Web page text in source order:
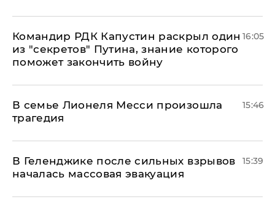
Командир РДК Капустин раскрыл один
из "секретов" Путина, знание которого
поможет закончить войну
16:05
В семье Лионеля Месси произошла
трагедия
15:46
В Геленджике после сильных взрывов
началась массовая эвакуация
15:39